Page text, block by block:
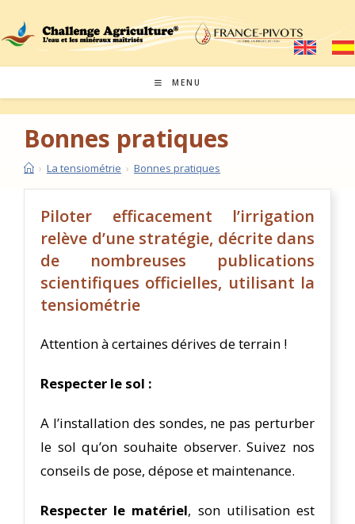
MENU
Bonnes pratiques
› La tensiométrie › Bonnes pratiques
Piloter efficacement l’irrigation
relève d’une stratégie, décrite dans
de nombreuses publications
scientifiques officielles, utilisant la
tensiométrie
Attention à certaines dérives de terrain !
Respecter le sol :
A l’installation des sondes, ne pas perturber
le sol qu’on souhaite observer. Suivez nos
conseils de pose, dépose et maintenance.
Respecter le matériel, son utilisation est